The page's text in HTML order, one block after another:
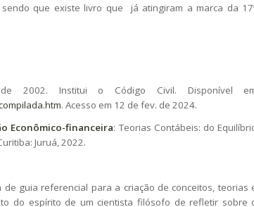
que existe livro que já atingiram a marca da
2002. Institui o Código Civil. Disponível
. Acesso em 12 de fev. de 2024.
Econômico-financeira: Teorias Contábeis: do
Juruá, 2022.
guia referencial para a criação de conceitos, teorias
do espírito de um cientista filósofo de refletir sobre